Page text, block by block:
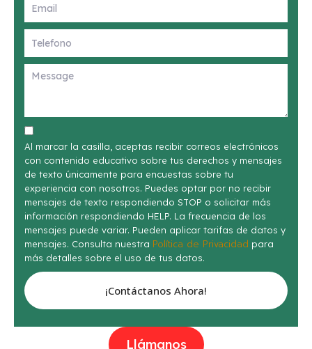
Al marcar la casilla, aceptas recibir correos electrónicos
con contenido educativo sobre tus derechos y mensajes
de texto únicamente para encuestas sobre tu
experiencia con nosotros. Puedes optar por no recibir
mensajes de texto respondiendo STOP o solicitar más
información respondiendo HELP. La frecuencia de los
mensajes puede variar. Pueden aplicar tarifas de datos y
mensajes. Consulta nuestra Política de Privacidad para
más detalles sobre el uso de tus datos.
¡Contáctanos Ahora!
Llámanos